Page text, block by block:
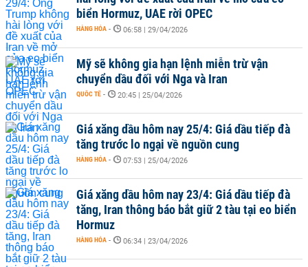
biển Hormuz, UAE rời OPEC
HÀNG HÓA - 06:58 | 29/04/2026
Mỹ sẽ không gia hạn lệnh miễn trừ vận
chuyển dầu đối với Nga và Iran
QUỐC TẾ - 20:45 | 25/04/2026
Giá xăng dầu hôm nay 25/4: Giá dầu tiếp đà
tăng trước lo ngại về nguồn cung
HÀNG HÓA - 07:53 | 25/04/2026
Giá xăng dầu hôm nay 23/4: Giá dầu tiếp đà
tăng, Iran thông báo bắt giữ 2 tàu tại eo biển
Hormuz
HÀNG HÓA - 06:34 | 23/04/2026